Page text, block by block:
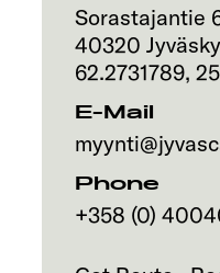
Sorastajantie
40320
62.2731789,
E-Mail
Phone
+358 (0)